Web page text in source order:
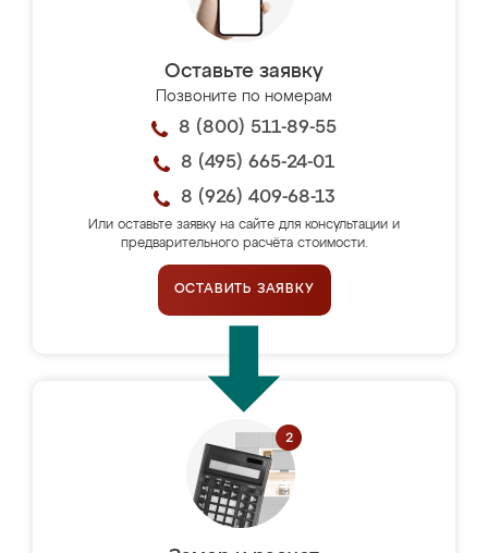
Оставьте заявку
Позвоните по номерам
8 (800) 511-89-55
8 (495) 665-24-01
8 (926) 409-68-13
Или оставьте заявку на сайте для консультации и
предварительного расчёта стоимости.
ОСТАВИТЬ ЗАЯВКУ